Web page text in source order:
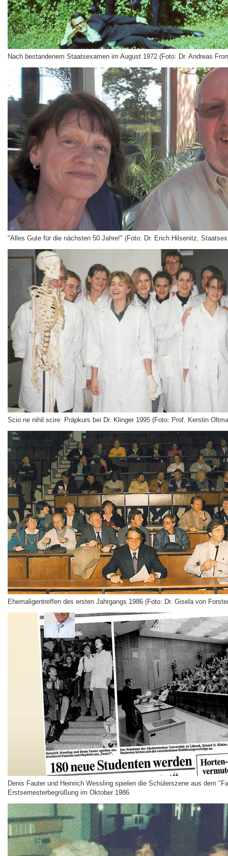
Nach bestandenem Staatsexamen im August 1972 (Foto: Dr. Andreas
"Alles Gute für die nächsten 50 Jahre!" (Foto: Dr. Erich Hilsenitz,
Scio ne nihil scire: Präpkurs bei Dr. Klinger 1995 (Foto: Prof. Kerstin
Ehemaligentreffen des ersten Jahrgangs 1986 (Foto: Dr. Gisela von
Denis Fauter und Heinrich Wessling spielen die Schülerszene aus dem
Erstsemesterbegrüßung im Oktober 1986